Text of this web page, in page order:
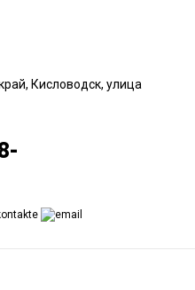
Кисловодск, улица